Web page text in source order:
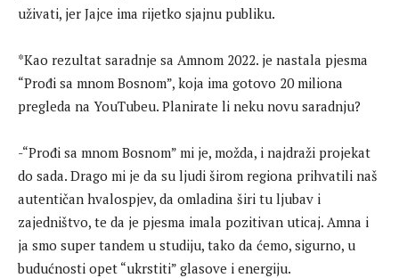
uživati, jer Jajce ima rijetko sjajnu publiku.
*Kao rezultat saradnje sa Amnom 2022. je nastala pjesma
“Prođi sa mnom Bosnom”, koja ima gotovo 20 miliona
pregleda na YouTubeu. Planirate li neku novu saradnju?
-“Prođi sa mnom Bosnom” mi je, možda, i najdraži projekat
do sada. Drago mi je da su ljudi širom regiona prihvatili naš
autentičan hvalospjev, da omladina širi tu ljubav i
zajedništvo, te da je pjesma imala pozitivan uticaj. Amna i
ja smo super tandem u studiju, tako da ćemo, sigurno, u
budućnosti opet “ukrstiti” glasove i energiju.